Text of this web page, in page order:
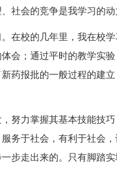
社会的竞争是我学习的动
校的几年里，我在校学
会；通过平时的教学实
药报批的一般过程的建
力掌握其基本技能技巧
务于社会，有利于社会
步走出来的。只有脚踏